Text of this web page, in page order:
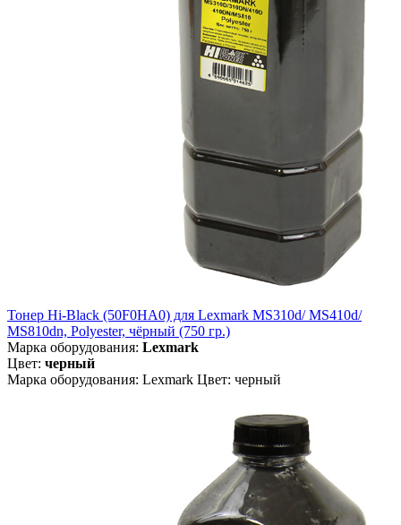
Тонер Hi-Black (50F0HA0) для Lexmark MS310d/ MS410d/
MS810dn, Polyester, чёрный (750 гр.)
Марка оборудования: Lexmark
Цвет: черный
Марка оборудования: Lexmark Цвет: черный